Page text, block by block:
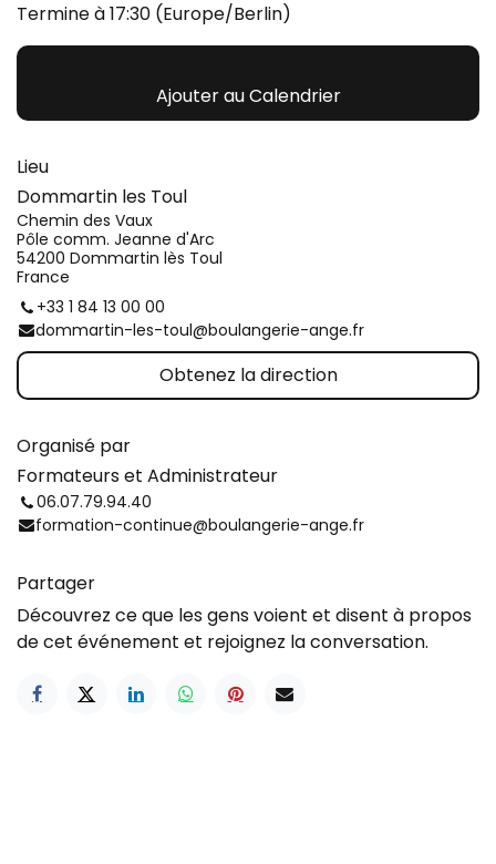
Termine à17:30 (Europe/Berlin)
Ajouter au Calendrier
Lieu
Dommartin les Toul
Chemin des Vaux
Pôle comm. Jeanne d'Arc
54200 Dommartin lès Toul
France
+33 1 84 13 00 00
dommartin-les-toul@boulangerie-ange.fr
Obtenez la direction
Organisé par
Formateurs et Administrateur
06.07.79.94.40
formation-continue@boulangerie-ange.fr
Partager
Découvrez ce que les gens voient et disent à propos
de cet événement et rejoignez la conversation.